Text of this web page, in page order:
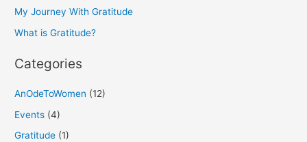
oMy Journey With Gratitude
What is Gratitude?
Categories
AnOdeToWomen (12)
Events (4)
Gratitude (1)